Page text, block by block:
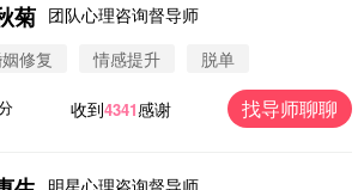
菊 团队心理咨询督导师
修复
情感提升 脱单
收到4341感谢 找导师聊聊